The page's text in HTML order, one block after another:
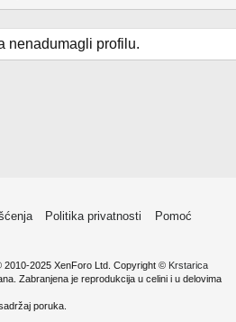
nenadumagli profilu.
Politika privatnosti
Pomoć
2010-2025 XenForo Ltd. Copyright © Krstarica
Zabranjena je reprodukcija u celini i u delovima
poruka.